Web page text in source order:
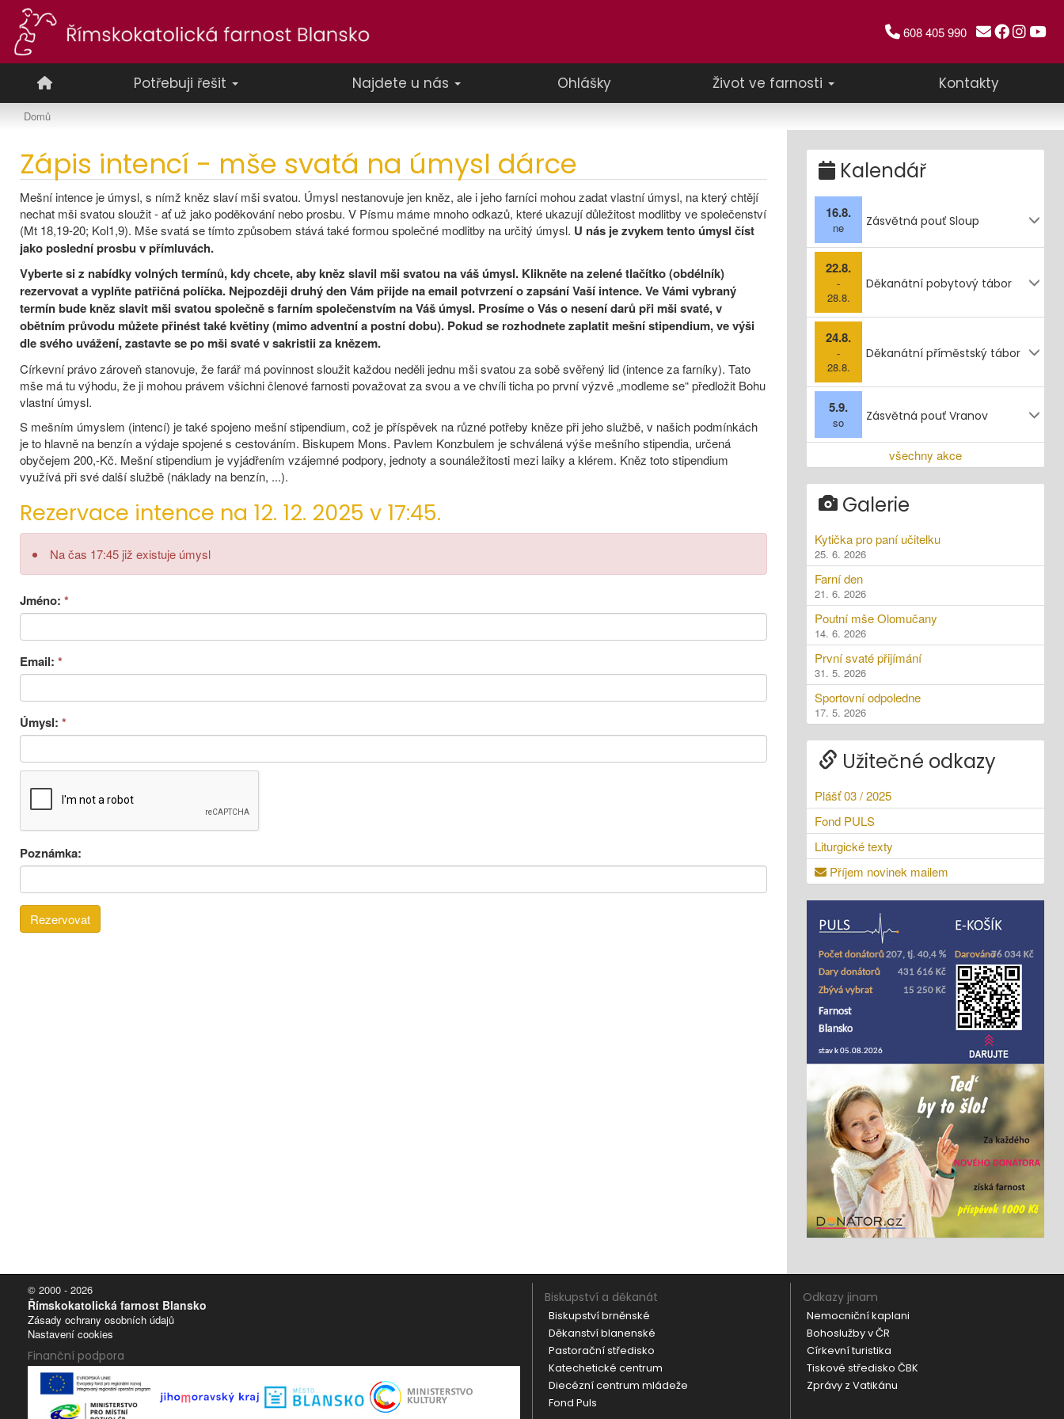
608 405 990
Potřebuji řešit Najdete u nás Ohlášky Život ve farnosti Kontakty
Domů
Zápis intencí - mše svatá na úmysl dárce
Mešní intence je úmysl, s nímž kněz slaví mši svatou. Úmysl nestanovuje jen kněz, ale i jeho farníci mohou zadat vlastní úmysl, na který chtějí
nechat mši svatou sloužit - ať už jako poděkování nebo prosbu. V Písmu máme mnoho odkazů, které ukazují důležitost modlitby ve společenství
(Mt 18,19-20; Kol1,9). Mše svatá se tímto způsobem stává také formou společné modlitby na určitý úmysl. U nás je zvykem tento úmysl číst
jako poslední prosbu v přímluvách.
Vyberte si z nabídky volných termínů, kdy chcete, aby kněz slavil mši svatou na váš úmysl. Klikněte na zelené tlačítko (obdélník)
rezervovat a vyplňte patřičná políčka. Nejpozději druhý den Vám přijde na email potvrzení o zapsání Vaší intence. Ve Vámi vybraný
termín bude kněz slavit mši svatou společně s farním společenstvím na Váš úmysl. Prosíme o Vás o nesení darů při mši svaté, v
obětním průvodu můžete přinést také květiny (mimo adventní a postní dobu). Pokud se rozhodnete zaplatit mešní stipendium, ve výši
dle svého uvážení, zastavte se po mši svaté v sakristii za knězem.
Církevní právo zároveň stanovuje, že farář má povinnost sloužit každou neděli jednu mši svatou za sobě svěřený lid (intence za farníky). Tato
mše má tu výhodu, že ji mohou právem všichni členové farnosti považovat za svou a ve chvíli ticha po první výzvě „modleme se“ předložit Bohu
vlastní úmysl.
S mešním úmyslem (intencí) je také spojeno mešní stipendium, což je příspěvek na různé potřeby kněze při jeho službě, v našich podmínkách
je to hlavně na benzín a výdaje spojené s cestováním. Biskupem Mons. Pavlem Konzbulem je schválená výše mešního stipendia, určená
obyčejem 200,-Kč. Mešní stipendium je vyjádřením vzájemné podpory, jednoty a sounáležitosti mezi laiky a klérem. Kněz toto stipendium
využívá při své další službě (náklady na benzín, ...).
Rezervace intence na 12. 12. 2025 v 17:45.
Na čas 17:45 již existuje úmysl
Jméno: *
Email: *
Úmysl: *
Poznámka:
Kalendář
16.8.
ne Zásvětná pouť Sloup
22.8.
-
28.8.
Děkanátní pobytový tábor
24.8.
-
28.8.
Děkanátní příměstský tábor
5.9.
so Zásvětná pouť Vranov
všechny akce
Galerie
Kytička pro paní učitelku
25. 6. 2026
Farní den
21. 6. 2026
Poutní mše Olomučany
14. 6. 2026
První svaté přijímání
31. 5. 2026
Sportovní odpoledne
17. 5. 2026
Užitečné odkazy
Plášť 03 / 2025
Fond PULS
Liturgické texty
Příjem novinek mailem
© 2000 - 2026
Římskokatolická farnost Blansko
Zásady ochrany osobních údajů
Nastavení cookies
Finanční podpora
Biskupství a děkanát
Biskupství brněnské
Děkanství blanenské
Pastorační středisko
Katechetické centrum
Diecézní centrum mládeže
Fond Puls
Odkazy jinam
Nemocniční kaplani
Bohoslužby v ČR
Církevní turistika
Tiskové středisko ČBK
Zprávy z Vatikánu